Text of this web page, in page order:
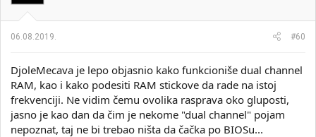
06.08.2019. #60
DjoleMecava je lepo objasnio kako funkcioniše dual channel
RAM, kao i kako podesiti RAM stickove da rade na istoj
frekvenciji. Ne vidim čemu ovolika rasprava oko gluposti,
jasno je kao dan da čim je nekome "dual channel" pojam
nepoznat, taj ne bi trebao ništa da čačka po BIOSu...